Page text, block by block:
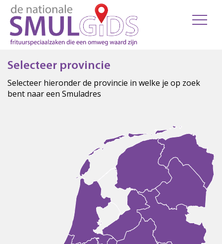
Selecteer provincie
Selecteer hieronder de provincie in welke je op zoek
bent naar een Smuladres